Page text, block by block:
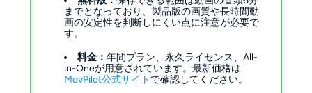
までとなっており、製品版の画質や長時間動
画の安定性を判断しにくい点に注意が必要で
す。
料金：年間プラン、永久ライセンス、All-
in-Oneが用意されています。最新価格は
MovPilot公式サイト で確認してください。